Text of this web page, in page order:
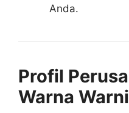
Anda.
Profil
Warna